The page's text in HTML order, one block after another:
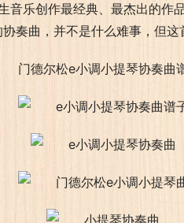
音乐创作最经典、最杰出的
奏曲，并不是什么难事，但这